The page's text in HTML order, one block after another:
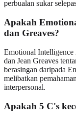
perbualan sukar
Apakah
dan Greaves?
Emotional
dan Jean Greaves
berasingan daripada
melibatkan
interpersonal.
Apakah 5 C's